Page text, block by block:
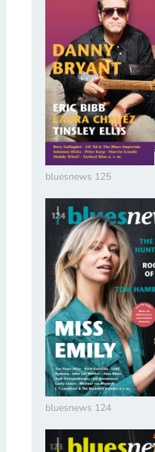
bluesnews 125
bluesnews 124